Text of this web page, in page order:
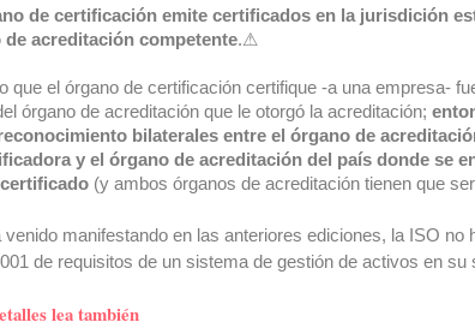
de certificación emite certificados en la jurisdición
de acreditación competente.⚠
que el órgano de certificación certifique -a una empresa-
órgano de acreditación que le otorgó la acreditación;
bilaterales entre el órgano de
y el órgano de acreditación del país donde se
(y ambos órganos de acreditación tienen que
manifestando en las anteriores ediciones, la ISO no
de requisitos de un sistema de gestión de activos en su
lea también